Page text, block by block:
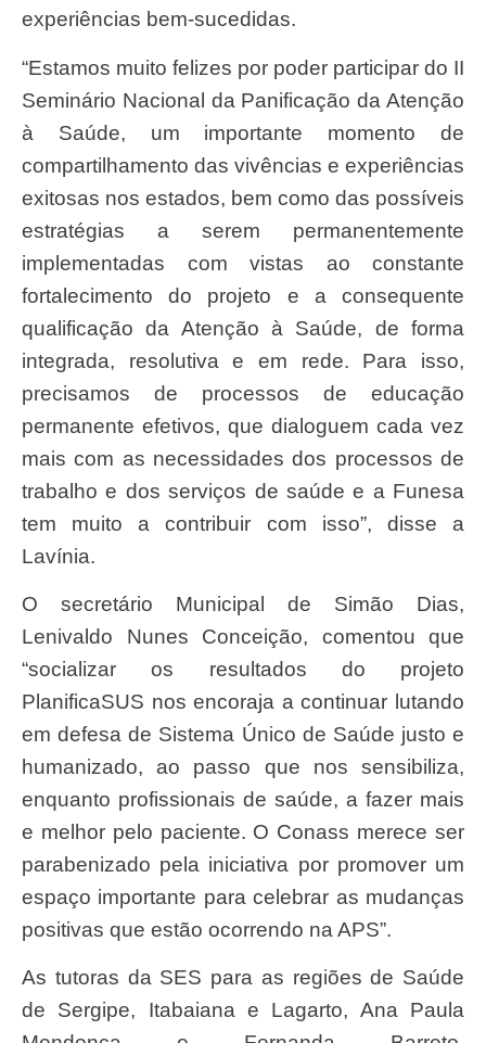
experiências bem-sucedidas.
“Estamos muito felizes por poder participar do II
Seminário Nacional da Panificação da Atenção
à Saúde, um importante momento de
compartilhamento das vivências e experiências
exitosas nos estados, bem como das possíveis
estratégias a serem permanentemente
implementadas com vistas ao constante
fortalecimento do projeto e a consequente
qualificação da Atenção à Saúde, de forma
integrada, resolutiva e em rede. Para isso,
precisamos de processos de educação
permanente efetivos, que dialoguem cada vez
mais com as necessidades dos processos de
trabalho e dos serviços de saúde e a Funesa
tem muito a contribuir com isso”, disse a
Lavínia.
O secretário Municipal de Simão Dias,
Lenivaldo Nunes Conceição, comentou que
“socializar os resultados do projeto
PlanificaSUS nos encoraja a continuar lutando
em defesa de Sistema Único de Saúde justo e
humanizado, ao passo que nos sensibiliza,
enquanto profissionais de saúde, a fazer mais
e melhor pelo paciente. O Conass merece ser
parabenizado pela iniciativa por promover um
espaço importante para celebrar as mudanças
positivas que estão ocorrendo na APS”.
As tutoras da SES para as regiões de Saúde
de Sergipe, Itabaiana e Lagarto, Ana Paula